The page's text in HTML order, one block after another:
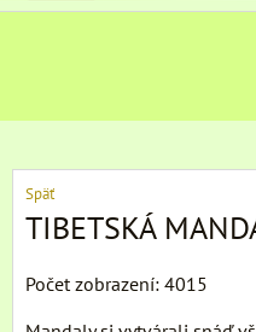
Späť
TIBETSKÁ
Počet zobrazení: 4015